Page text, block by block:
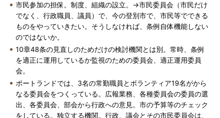
市民参加の担保。制度、組織の設立。→市民委員会（市民だけ
でなく、行政職員、議員）で、今の登別市で、市民等でできる
ものをやっていきたい。そうしなければ、条例自体機能しない
のではないか。
10章48条の見直しのためだけの検討機関とは別。常時、条例
を適正に運用しているか監視のための委員会、適正運用委員
会。
ポートランドでは、3名の常勤職員とボランティア19名がから
なる委員会をつくっている。広報業務、各種委員会の委員の選
出、各委員会、部会から行政への意見。市の予算等のチェック
をしている。独立する機関。行政、議会とその市民委員会は、